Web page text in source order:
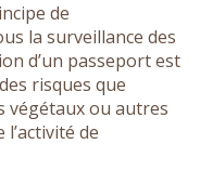
de
la surveillance des
d’un passeport est
risques que
végétaux ou autres
de